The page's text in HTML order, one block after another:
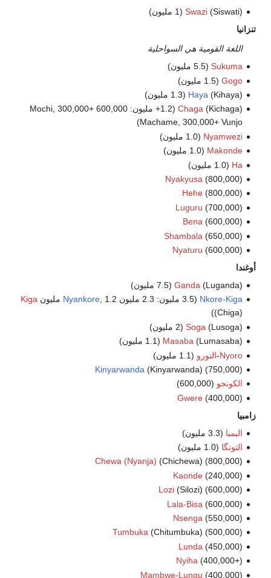
Swazi(Siswati) (1 مليون)
تنزانيا
اللغة القومية هي السواحلية
Sukuma (5.5 مليون)
Gogo (1.5 مليون)
Haya (Kihaya) (1.3 مليون)
Chaga
(Kichaga) (1.2+ مليون: 600,000 Mochi, 300,000+
Machame, 300,000+ Vunjo)
Nyamwezi (1.0 مليون)
Makonde (1.0 مليون)
Ha (1.0 مليون)
Nyakyusa (800,000)
Hehe(800,000)
Luguru (700,000)
Bena (600,000)
Shambala (650,000)
Nyaturu (600,000)
أوغندا
Ganda (Luganda) (7.5 مليون)
Nkore-Kiga (3.5 مليون: 2.3 مليون Nyankore, 1.2 مليون
Kiga
(Chiga))
Soga (Lusoga) (2 مليون)
Masaba (Lumasaba) (1.1 مليون)
Nyoro
-التورو (1.1 مليون)
Kinyarwanda (Kinyarwanda) (750,000)
الكونجو (600,000)
Gwere(400,000)
زامبيا
البمبا (3.3 مليون)
التونگا (1.0 مليون)
Chewa (Nyanja) (Chichewa) (800,000)
Kaonde(240,000)
Lozi(Silozi) (600,000)
Lala-Bisa (600,000)
Nsenga (550,000)
Tumbuka(Chitumbuka) (500,000)
Lunda (450,000)
Nyiha(400,000+)
Mambwe-Lungu (400,000)